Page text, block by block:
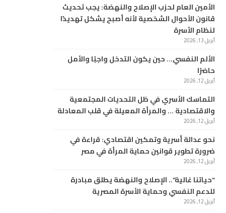
الأمين العام لحزب الإصلاح والنهضة: يجب تحديث
قانون الأحوال الشخصية لأنه أصبح يشكل تهديدًا
لنظام الأسرة
أبريل 13, 2026
الألم النفسي… حين يكون التدخل واجبًا والأمل
حاضرًا
أبريل 12, 2026
التماسك الأسري في ظل التحديات المجتمعية
والاقتصادية … والمرأة المعيلة في قلب المعادلة
أبريل 12, 2026
نحو عدالة أسرية وتمكين اقتصادي: قراءة في
ضرورة تطوير قوانين حماية المرأة في مصر
أبريل 12, 2026
“حياتنا غالية”.. الإصلاح والنهضة يطلق مبادرة
للدعم النفسي وحماية الأسرة المصرية
أبريل 12, 2026